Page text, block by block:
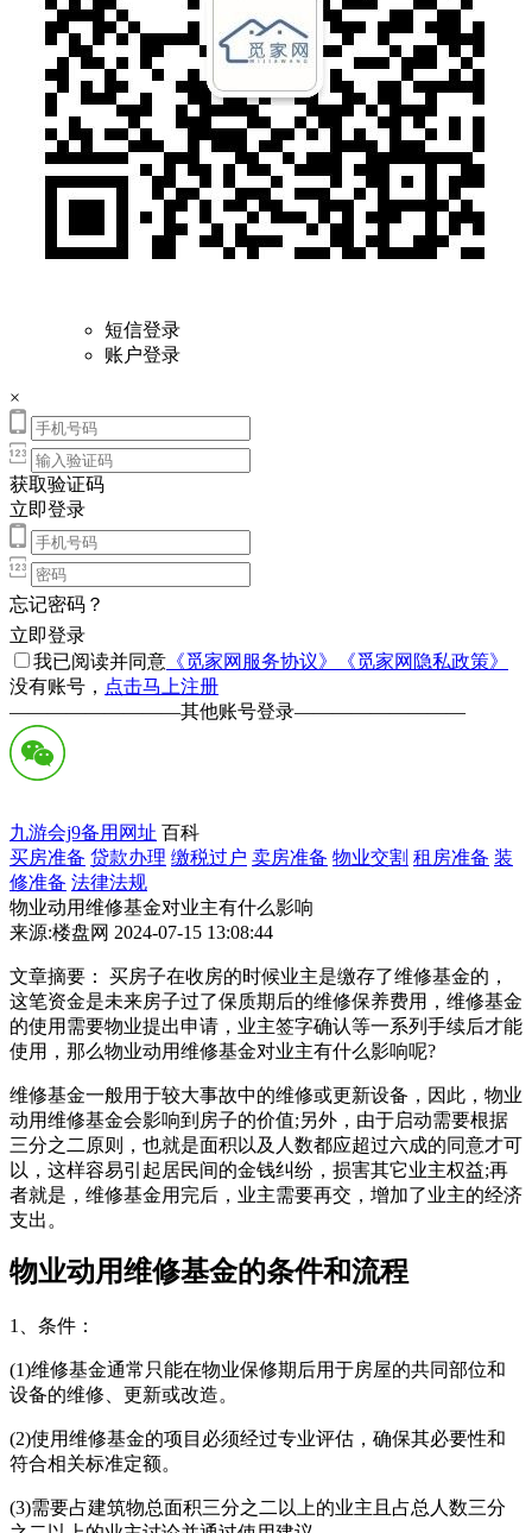
短信登录
账户登录
×
获取验证码
立即登录
忘记密码？
立即登录
我已阅读并同意 《觅家网服务协议》
《觅家网隐私政策》
没有账号， 点击马上注册
—————————其他账号登录—————————
九游会j9备用网址 百科
买房准备 贷款办理 缴税过户 卖房准备 物业交割 租房准备 装
修准备 法律法规
物业动用维修基金对业主有什么影响
来源:楼盘网 2024-07-15 13:08:44
文章摘要： 买房子在收房的时候业主是缴存了维修基金的，
这笔资金是未来房子过了保质期后的维修保养费用，维修基金
的使用需要物业提出申请，业主签字确认等一系列手续后才能
使用，那么物业动用维修基金对业主有什么影响呢?
维修基金一般用于较大事故中的维修或更新设备，因此，物业
动用维修基金会影响到房子的价值;另外，由于启动需要根据
三分之二原则，也就是面积以及人数都应超过六成的同意才可
以，这样容易引起居民间的金钱纠纷，损害其它业主权益;再
者就是，维修基金用完后，业主需要再交，增加了业主的经济
支出。
物业动用维修基金的条件和流程
1、条件：
(1)维修基金通常只能在物业保修期后用于房屋的共同部位和
设备的维修、更新或改造。
(2)使用维修基金的项目必须经过专业评估，确保其必要性和
符合相关标准定额。
(3)需要占建筑物总面积三分之二以上的业主且占总人数三分